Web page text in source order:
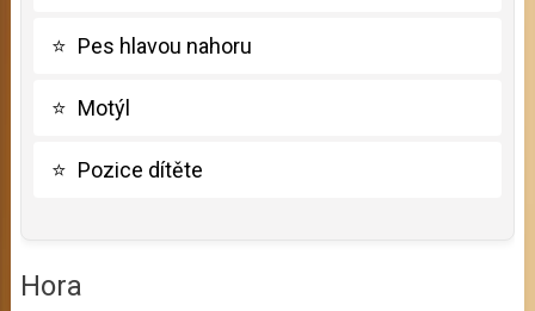
⭐ Pes hlavou nahoru
⭐ Motýl
⭐ Pozice dítěte
Hora